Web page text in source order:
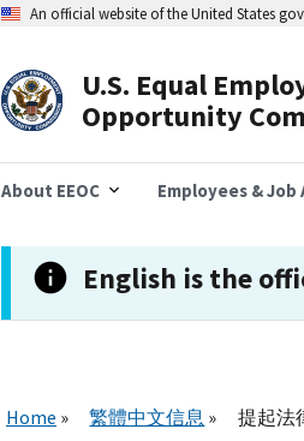
An official website of the United States
U.S. Equal
Opportunity
About EEOC Employees &
English is the
Home 繁體中文信息 提起法